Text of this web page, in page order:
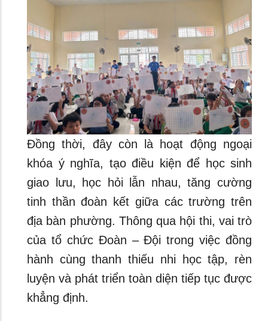
Đồng thời, đây còn là hoạt động ngoại
khóa ý nghĩa, tạo điều kiện để học sinh
giao lưu, học hỏi lẫn nhau, tăng cường
tinh thần đoàn kết giữa các trường trên
địa bàn phường. Thông qua hội thi, vai trò
của tổ chức Đoàn – Đội trong việc đồng
hành cùng thanh thiếu nhi học tập, rèn
luyện và phát triển toàn diện tiếp tục được
khẳng định.